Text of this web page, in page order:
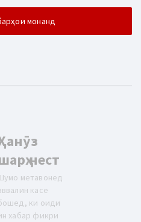
монанд
нест
метавонед
касе
ки оиди
хабар фикри